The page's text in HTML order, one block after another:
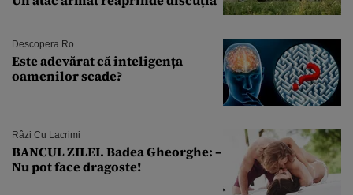
Descopera.ro
Este adevărat că inteligența
oamenilor scade?
Râzi Cu Lacrimi
BANCUL ZILEI. Badea Gheorghe: –
Nu pot face dragoste!